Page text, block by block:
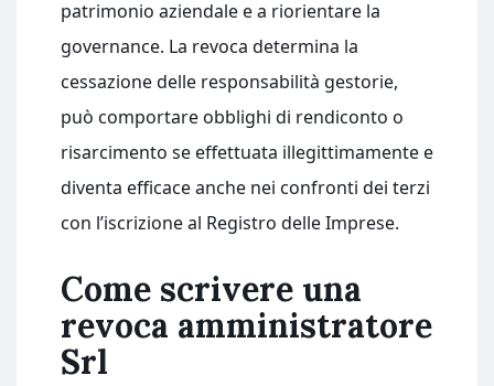
patrimonio aziendale e a riorientare la
governance. La revoca determina la
cessazione delle responsabilità gestorie,
può comportare obblighi di rendiconto o
risarcimento se effettuata illegittimamente e
diventa efficace anche nei confronti dei terzi
con l’iscrizione al Registro delle Imprese.
Come scrivere una
revoca amministratore
Srl​